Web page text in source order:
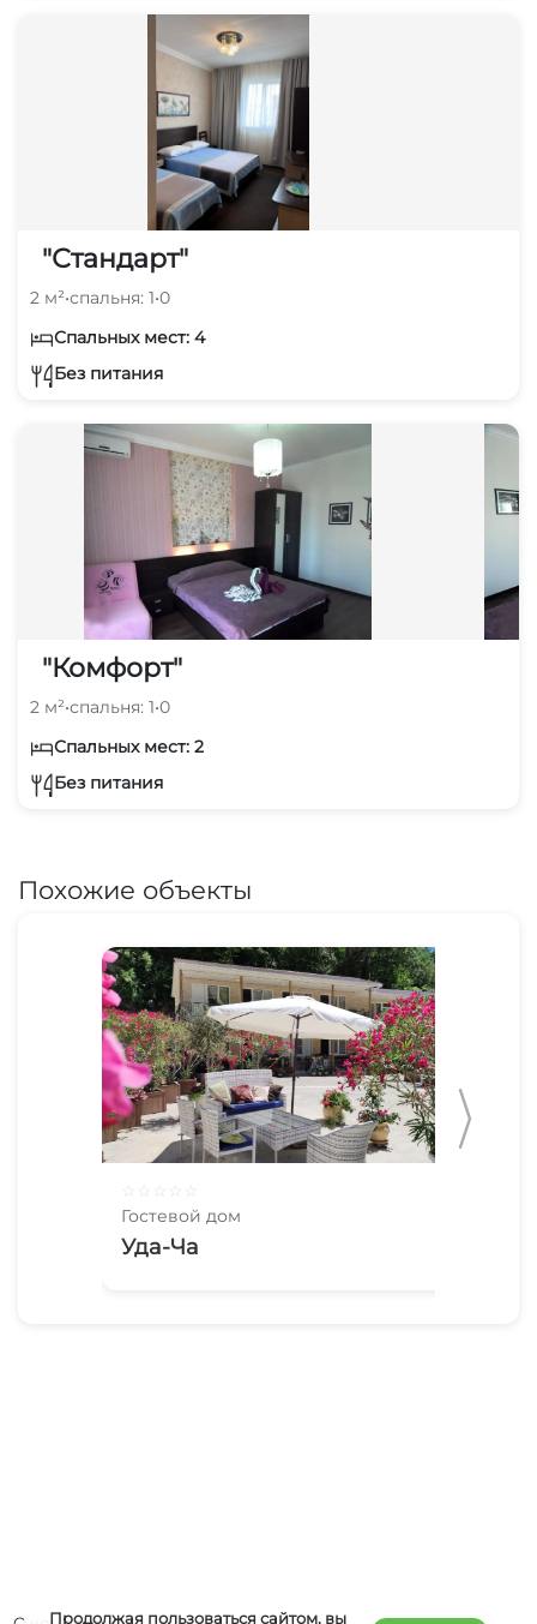
"Стандарт"
2 м²•спальня: 1•0
Спальных мест: 4
Без питания
"Комфорт"
2 м²•спальня: 1•0
Спальных мест: 2
Без питания
Похожие объекты
Гостевой дом
Уда-Ча
Продолжая пользоваться сайтом, вы